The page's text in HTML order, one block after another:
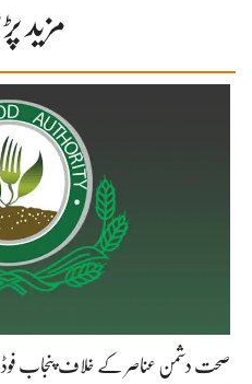
مزید
صحت دشمن عناصر کے خلاف پنجاب فوڈ